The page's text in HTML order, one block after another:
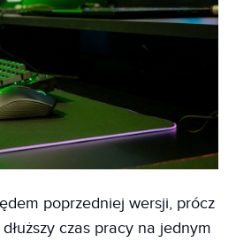
poprzedniej wersji, prócz
czas pracy na jednym